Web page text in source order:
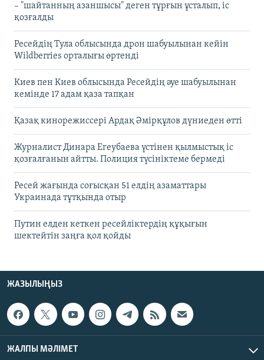
– "шайтанның азаншысы" деген тұрғын ұсталып, іс
қозғалды
Ресейдің Тула облысында дрон шабуылынан кейін
Wildberries орталығы өртенді
Киев пен Киев облысында Ресейдің әуе шабуылынан
кемінде 17 адам қаза тапқан
Қазақ кинорежиссері Ардақ Әмірқұлов дүниеден өтті
Журналист Динара Егеубаева үстінен қылмыстық іс
қозғалғанын айтты. Полиция түсініктеме бермеді
Ресей жағында соғысқан 51 елдің азаматтары
Украинада тұтқында отыр
Путин елден кеткен ресейліктердің құқығын
шектейтін заңға қол қойды
ЖАЗЫЛЫҢЫЗ
ЖАЛПЫ МӘЛІМЕТ